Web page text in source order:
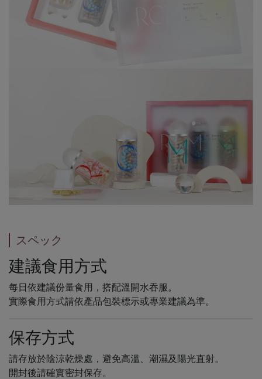
スペック
建議食用方式
每日依建議份量食用，搭配溫開水吞服。
實際食用方式請依產品包裝標示或專業建議為準。
保存方式
請存放於陰涼乾燥處，避免高溫、潮濕及陽光直射。
開封後請確實密封保存。